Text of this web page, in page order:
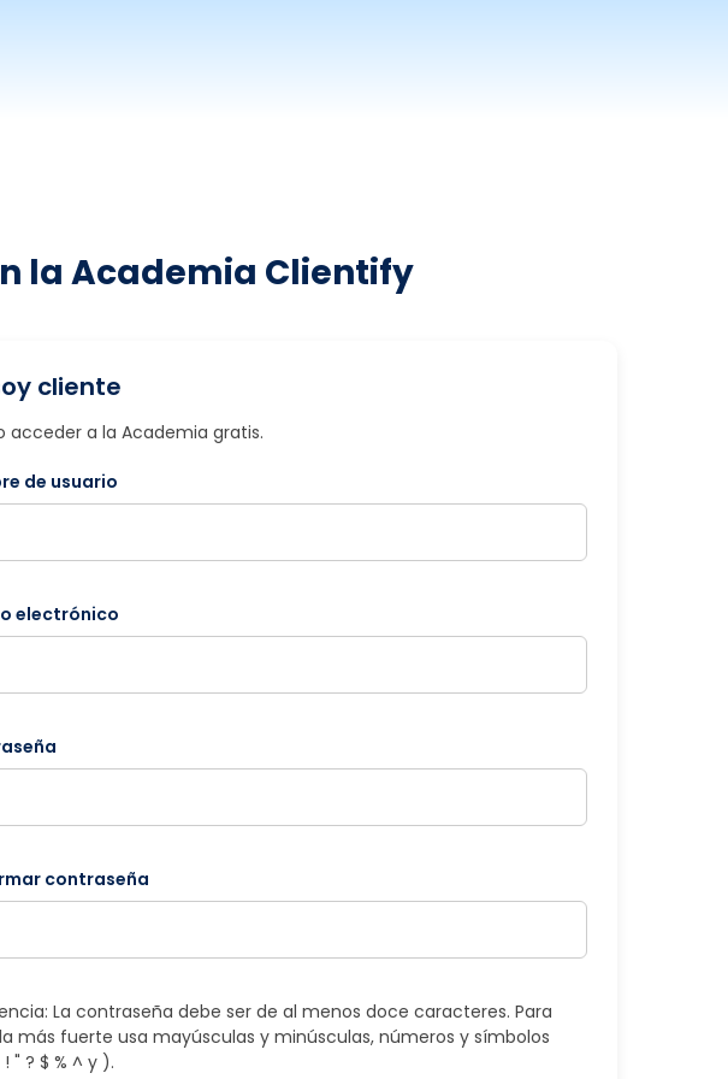
la Academia Clientify
cliente
acceder a la Academia gratis.
de usuario
electrónico
contraseña
La contraseña debe ser de al menos doce caracteres. Para
más fuerte usa mayúsculas y minúsculas, números y símbolos
" ? $ % ^ y ).